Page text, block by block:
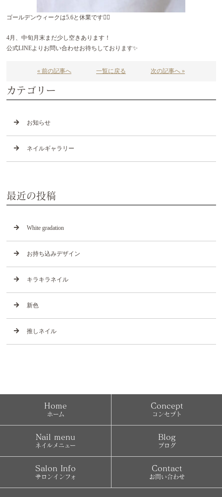
ゴールデンウィークは5.6と休業です🙂‍↕️
4月、中旬月末まだ少し空きあります！
公式LINEよりお問い合わせお待ちしております✨
« 前の記事へ 一覧に戻る 次の記事へ »
カテゴリー
お知らせ
ネイルギャラリー
最近の投稿
White gradation
お持ち込みデザイン
キラキラネイル
新色
推しネイル
Home
ホーム
Concept
コンセプト
Nail menu
ネイルメニュー
Blog
ブログ
Salon Info
サロンインフォ
Contact
お問い合わせ